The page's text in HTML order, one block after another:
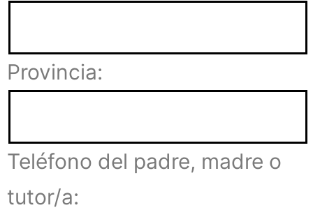
Provincia:
Teléfono del padre, madre o
tutor/a: